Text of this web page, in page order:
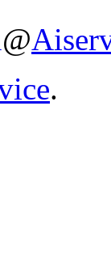
@
.